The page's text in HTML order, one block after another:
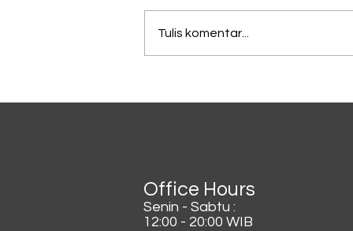
Dicampur Irisan Daun
Tulis komentar...
Office Hours
Senin - Sabtu :
12:00 - 20:00 WIB